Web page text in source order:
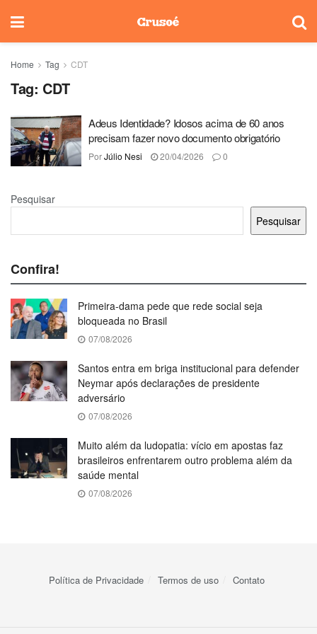
Home Tag CDT
Tag: CDT
Adeus Identidade? Idosos acima de 60 anos
precisam fazer novo documento obrigatório
PorJúlio Nesi 20/04/2026 0
Pesquisar
Pesquisar
Confira!
Primeira-dama pede que rede social seja
bloqueada no Brasil
07/08/2026
Santos entra em briga institucional para defender
Neymar após declarações de presidente
adversário
07/08/2026
Muito além da ludopatia: vício em apostas faz
brasileiros enfrentarem outro problema além da
saúde mental
07/08/2026
Política de Privacidade Termos de uso Contato